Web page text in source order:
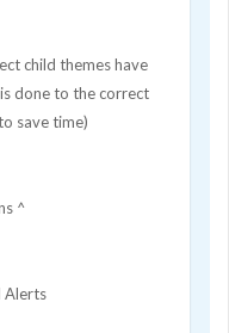
child themes have
done to the correct
save time)
^
Alerts